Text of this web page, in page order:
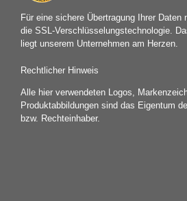
Für eine sichere Übertragung Ihrer Daten
die SSL-Verschlüsselungstechnologie.
liegt unserem Unternehmen am Herzen.
Rechtlicher Hinweis
Alle hier verwendeten Logos,
Produktabbildungen sind das Eigentum
bzw. Rechteinhaber.